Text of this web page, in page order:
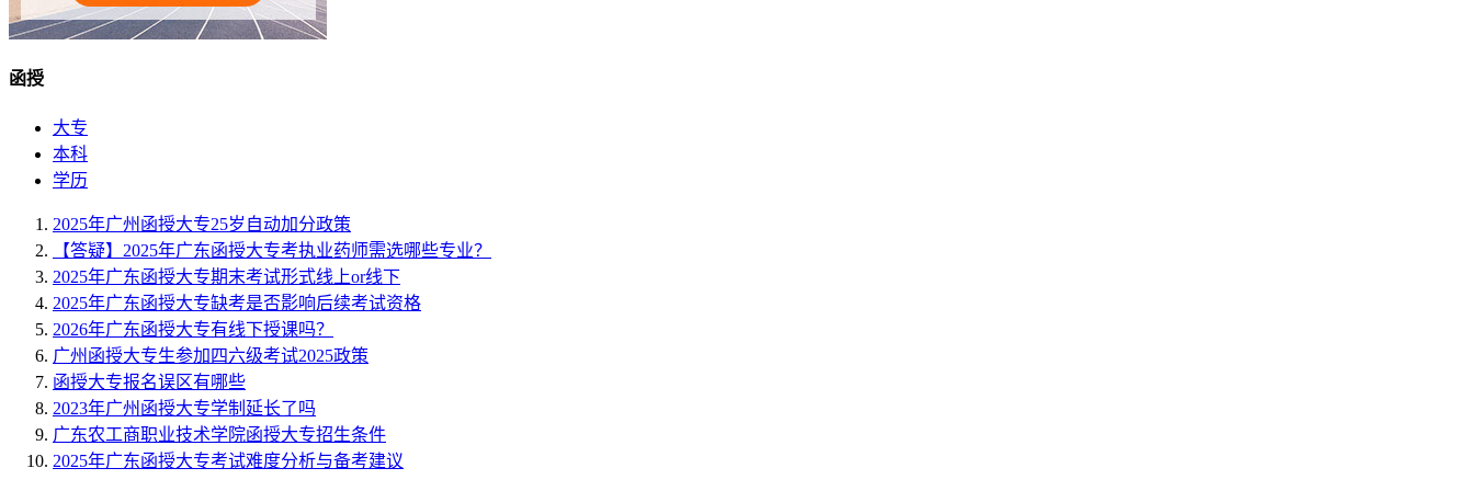
函授
大专
本科
学历
2025年广州函授大专25岁自动加分政策
【答疑】2025年广东函授大专考执业药师需选哪些专业？
2025年广东函授大专期末考试形式线上or线下
2025年广东函授大专缺考是否影响后续考试资格
2026年广东函授大专有线下授课吗？
广州函授大专生参加四六级考试2025政策
函授大专报名误区有哪些
2023年广州函授大专学制延长了吗
广东农工商职业技术学院函授大专招生条件
2025年广东函授大专考试难度分析与备考建议